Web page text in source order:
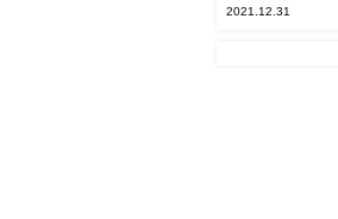
2021.12.31